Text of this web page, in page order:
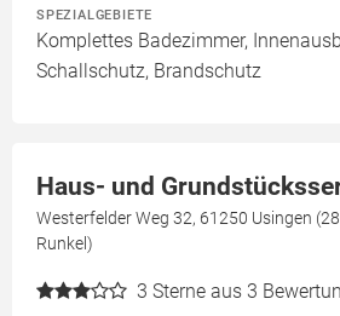
SPEZIALGEBIETE
Komplettes Badezimmer,
Schallschutz, Brandschutz
Haus- und
Westerfelder Weg 32, 61250 Usingen
Runkel)
3 Sterne aus 3